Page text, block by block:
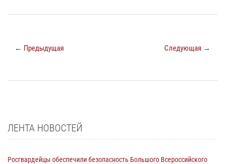
← Предыдущая Следующая →
ЛЕНТА НОВОСТЕЙ
Росгвардейцы обеспечили безопасность Большого Всероссийского